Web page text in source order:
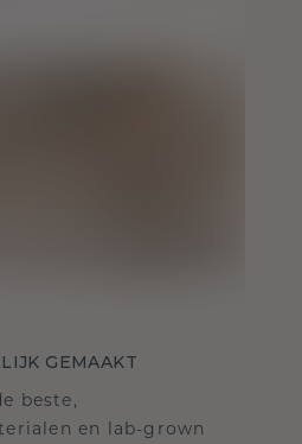
GEMAAKT
beste,
en lab-grown